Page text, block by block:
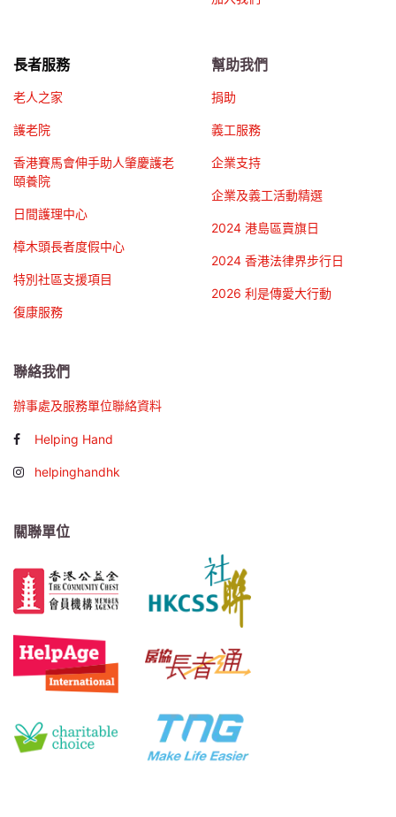
長者服務
老人之家
護老院
香港賽馬會伸手助人肇慶護老
頤養院
日間護理中心
樟木頭長者度假中心
特別社區支援項目
復康服務
幫助我們
捐助
義工服務
企業支持
企業及義工活動精選
2024 港島區賣旗日
2024 香港法律界步行日
2026 利是傳愛大行動
聯絡我們
辦事處及服務單位聯絡資料
Helping Hand
helpinghandhk
關聯單位